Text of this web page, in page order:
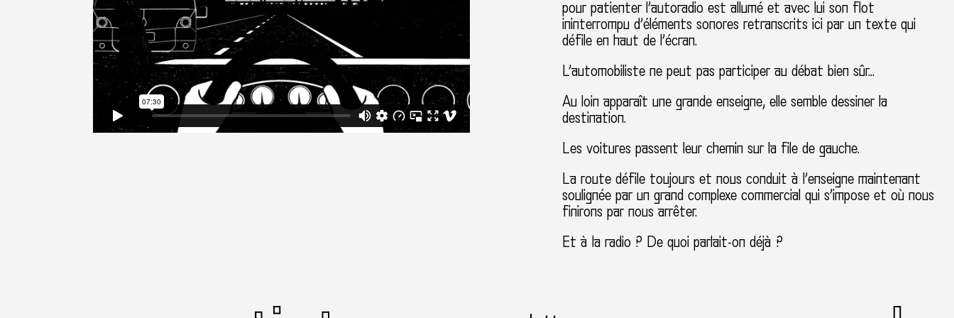
pour patienter l’autoradio est allumé et avec lui son flot
ininterrompu d’éléments sonores retranscrits ici par un texte qui
défile en haut de l’écran.
L’automobiliste ne peut pas participer au débat bien sûr…
Au loin apparaît une grande enseigne, elle semble dessiner la
destination.
Les voitures passent leur chemin sur la file de gauche.
La route défile toujours et nous conduit à l’enseigne maintenant
soulignée par un grand complexe commercial qui s’impose et où nous
finirons par nous arrêter.
Et à la radio ? De quoi parlait-on déjà ?